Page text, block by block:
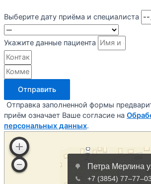
Выберите дату приёма и специалиста
Укажите данные пациента
Отправить
Отправка заполненной формы
приём означает Ваше согласие на
персональных данных.